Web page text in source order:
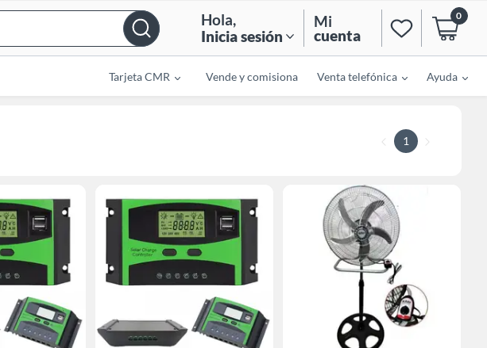
Hola,
Inicia sesión
Mi
cuenta
0
Tarjeta CMR Vende y comisiona Venta telefónica Ayuda
1